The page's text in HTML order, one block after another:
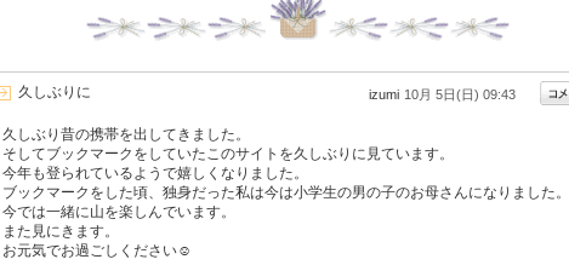
久しぶりに izumi 10月 5日(日) 09:43
久しぶり昔の携帯を出してきました。
そしてブックマークをしていたこのサイトを久しぶりに見ています。
今年も登られているようで嬉しくなりました。
ブックマークをした頃、独身だった私は今は小学生の男の子のお母さんになりました。
今では一緒に山を楽しんでいます。
また見にきます。
お元気でお過ごしください☺︎